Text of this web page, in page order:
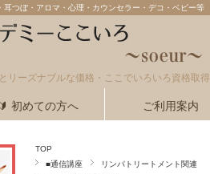
つぼ・アロマ・心理・カウンセラー・デコ・ベビー等
リーズナブルな価格・ここでいろいろ資格取得
初めての方へ ご利用案内
TOP
■通信講座
リンパトリートメント関連